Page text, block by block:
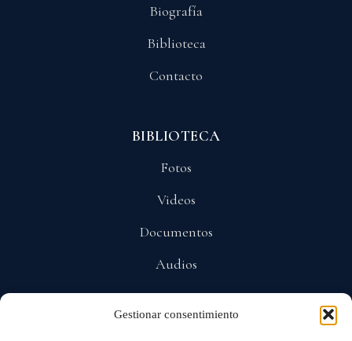
Gestionar consentimiento
Biografía
Biblioteca
Contacto
BIBLIOTECA
Fotos
Videos
Documentos
Audios